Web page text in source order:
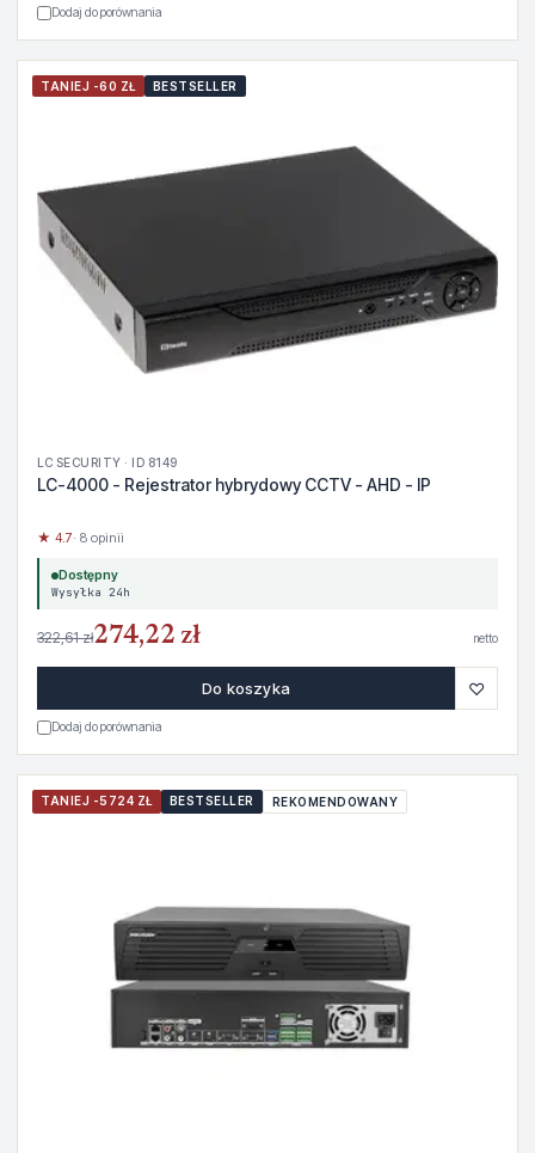
Dodaj do porównania
TANIEJ -60 ZŁ BESTSELLER
LC SECURITY · ID 8149
LC-4000 - Rejestrator hybrydowy CCTV - AHD - IP
★ 4.7· 8 opinii
Dostępny
Wysyłka 24h
322,61 zł274,22 zł netto
Do koszyka ♡
Dodaj do porównania
TANIEJ -5724 ZŁ BESTSELLER REKOMENDOWANY